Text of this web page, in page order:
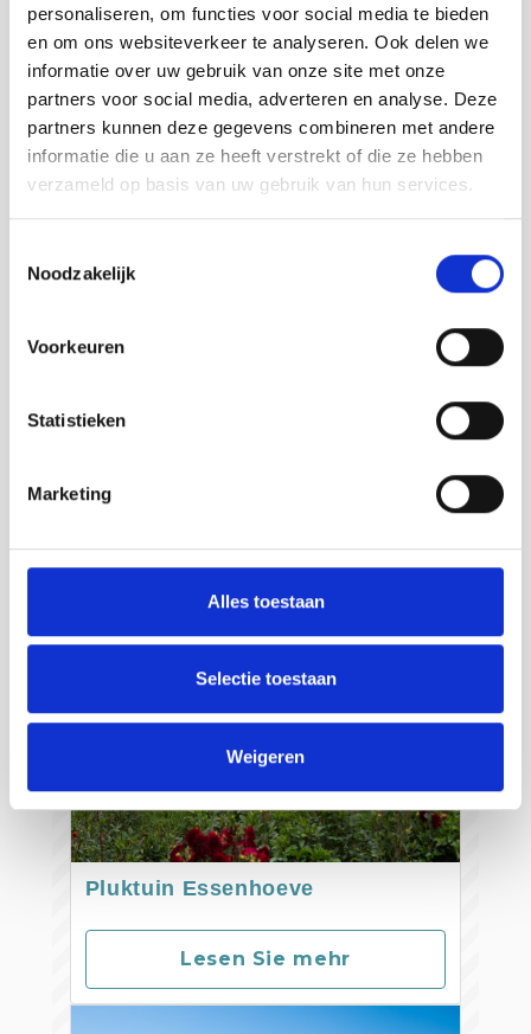
personaliseren, om functies voor social media te bieden
en om ons websiteverkeer te analyseren. Ook delen we
informatie over uw gebruik van onze site met onze
partners voor social media, adverteren en analyse. Deze
partners kunnen deze gegevens combineren met andere
informatie die u aan ze heeft verstrekt of die ze hebben
verzameld op basis van uw gebruik van hun services.
Noodzakelijk
Voorkeuren
Statistieken
Marketing
Alles toestaan
Selectie toestaan
Weigeren
Pluktuin Essenhoeve
Lesen Sie mehr